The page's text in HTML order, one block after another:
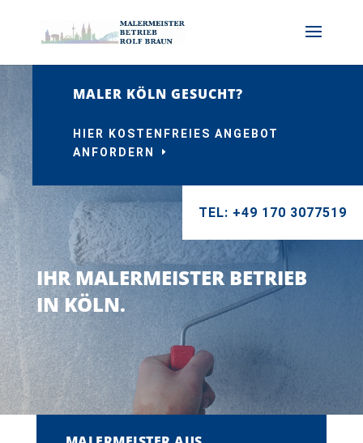
MALER KÖLN GESUCHT?
HIER KOSTENFREIES ANGEBOT
ANFORDERN
TEL: +49 170 3077519
IHR MALERMEISTER BETRIEB
IN KÖLN.